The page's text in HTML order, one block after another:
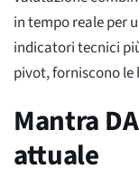
in tempo reale per
indicatori tecnici
pivot, forniscono le
Mantra
attuale